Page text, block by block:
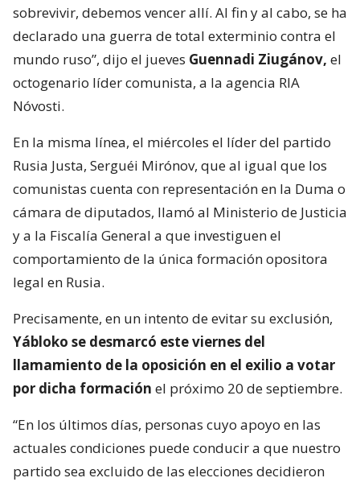
sobrevivir, debemos vencer allí. Al fin y al cabo, se ha
declarado una guerra de total exterminio contra el
mundo ruso”, dijo el jueves Guennadi Ziugánov, el
octogenario líder comunista, a la agencia RIA
Nóvosti.
En la misma línea, el miércoles el líder del partido
Rusia Justa, Serguéi Mirónov, que al igual que los
comunistas cuenta con representación en la Duma o
cámara de diputados, llamó al Ministerio de Justicia
y a la Fiscalía General a que investiguen el
comportamiento de la única formación opositora
legal en Rusia.
Precisamente, en un intento de evitar su exclusión,
Yábloko se desmarcó este viernes del
llamamiento de la oposición en el exilio a votar
por dicha formación el próximo 20 de septiembre.
“En los últimos días, personas cuyo apoyo en las
actuales condiciones puede conducir a que nuestro
partido sea excluido de las elecciones decidieron